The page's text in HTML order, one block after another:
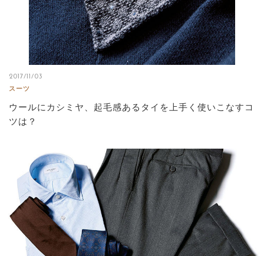
2017/11/03
スーツ
ウールにカシミヤ、起毛感あるタイを上手く使いこなすコ
ツは？